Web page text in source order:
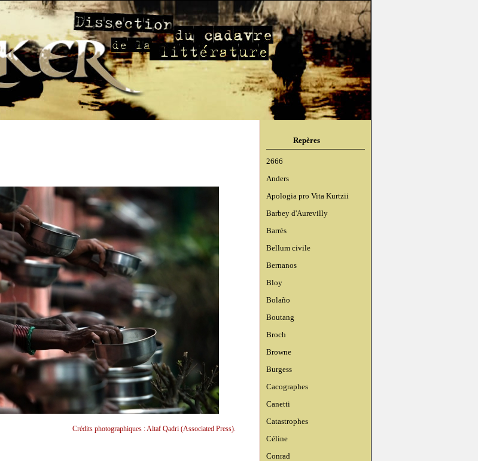
Repères
2666
Anders
Apologia pro Vita Kurtzii
Barbey d'Aurevilly
Barrès
Bellum civile
Bernanos
Bloy
Bolaño
Boutang
Broch
Browne
Burgess
Cacographes
Canetti
Catastrophes
Céline
Conrad
Crédits photographiques : Altaf Qadri (Associated Press).